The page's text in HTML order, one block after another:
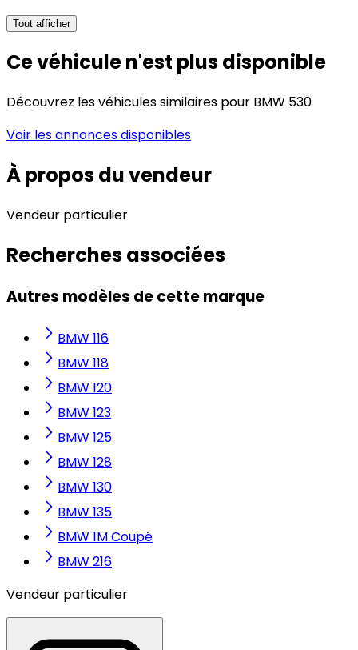
Tout afficher
Ce véhicule n'est plus disponible
Découvrez les véhicules similaires pour BMW 530
Voir les annonces disponibles
À propos du vendeur
Vendeur particulier
Recherches associées
Autres modèles de cette marque
BMW 116
BMW 118
BMW 120
BMW 123
BMW 125
BMW 128
BMW 130
BMW 135
BMW 1M Coupé
BMW 216
Vendeur particulier